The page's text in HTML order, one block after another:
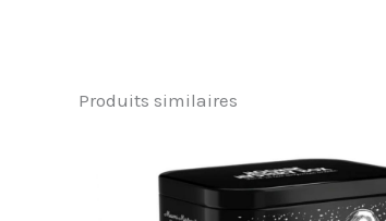
Produits similaires